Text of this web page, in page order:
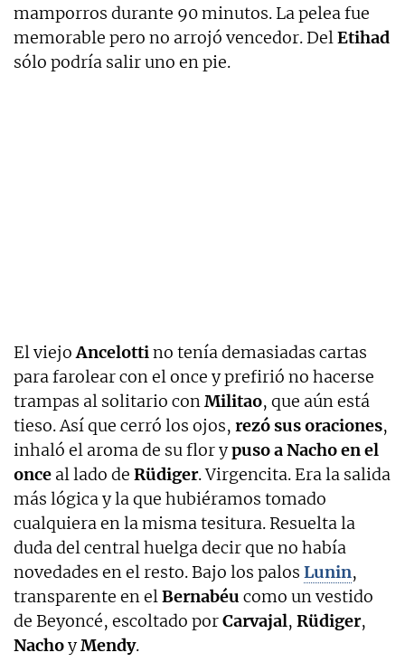
mamporros durante 90 minutos. La pelea fue
memorable pero no arrojó vencedor. DelEtihad
sólo podría salir uno en pie.
El viejoAncelottino tenía demasiadas cartas
para farolear con el once y prefirió no hacerse
trampas al solitario conMilitao, que aún está
tieso. Así que cerró los ojos, rezó sus oraciones,
inhaló el aroma de su flor ypuso a Nacho en el
once al lado de Rüdiger. Virgencita. Era la salida
más lógica y la que hubiéramos tomado
cualquiera en la misma tesitura. Resuelta la
duda del central huelga decir que no había
novedades en el resto. Bajo los palos Lunin,
transparente en elBernabéu como un vestido
de Beyoncé, escoltado porCarvajal, Rüdiger,
NachoyMendy.